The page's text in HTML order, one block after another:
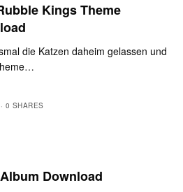
Kings Theme
die Katzen daheim gelassen und
0 SHARES
Download